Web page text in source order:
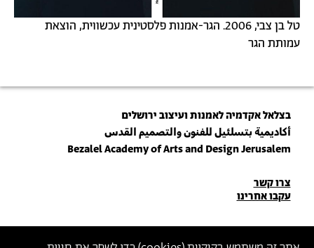
טל בן צבי, 2006. הגר-אמנות פלסטינית עכשווית, הוצאת
עמותת הגר
בצלאל אקדמיה לאמנות ועיצוב ירושלים
أكاديمية بتسلئيل للفنون والتصميم القدس
Bezalel Academy of Arts and Design Jerusalem
פרטי
יצירת
קשר
צרו קשר
עקבו אחרינו
הצטרפו לניוזלטר שלנו